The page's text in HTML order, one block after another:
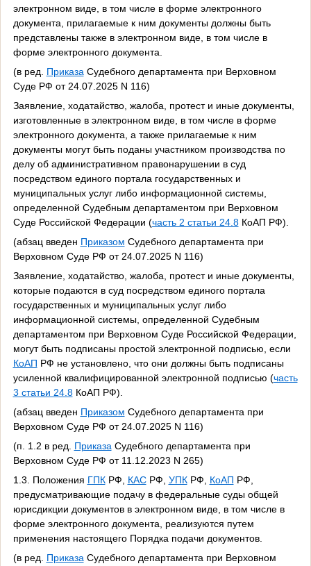
электронном виде, в том числе в форме электронного
документа, прилагаемые к ним документы должны быть
представлены также в электронном виде, в том числе в
форме электронного документа.
(в ред. Приказа Судебного департамента при Верховном
Суде РФ от 24.07.2025 N 116)
Заявление, ходатайство, жалоба, протест и иные документы,
изготовленные в электронном виде, в том числе в форме
электронного документа, а также прилагаемые к ним
документы могут быть поданы участником производства по
делу об административном правонарушении в суд
посредством единого портала государственных и
муниципальных услуг либо информационной системы,
определенной Судебным департаментом при Верховном
Суде Российской Федерации (часть 2 статьи 24.8КоАП РФ).
(абзац введен Приказом Судебного департамента при
Верховном Суде РФ от 24.07.2025 N 116)
Заявление, ходатайство, жалоба, протест и иные документы,
которые подаются в суд посредством единого портала
государственных и муниципальных услуг либо
информационной системы, определенной Судебным
департаментом при Верховном Суде Российской Федерации,
могут быть подписаны простой электронной подписью, если
КоАП РФ не установлено, что они должны быть подписаны
усиленной квалифицированной электронной подписью (часть
3 статьи 24.8КоАП РФ).
(абзац введен Приказом Судебного департамента при
Верховном Суде РФ от 24.07.2025 N 116)
(п. 1.2 в ред. Приказа Судебного департамента при
Верховном Суде РФ от 11.12.2023 N 265)
1.3. Положения ГПКРФ, КАСРФ, УПКРФ, КоАП РФ,
предусматривающие подачу в федеральные суды общей
юрисдикции документов в электронном виде, в том числе в
форме электронного документа, реализуются путем
применения настоящего Порядка подачи документов.
(в ред. Приказа Судебного департамента при Верховном